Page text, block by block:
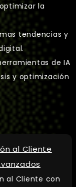
la
tendencias y
de IA
y optimización
al Cliente
al Cliente con